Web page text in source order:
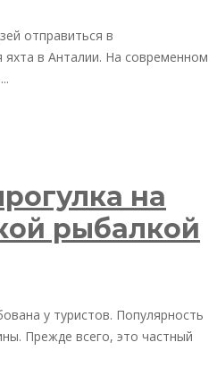
отправиться в
яхта в Анталии. На современном
на
рыбалкой
у туристов. Популярность
Прежде всего, это частный